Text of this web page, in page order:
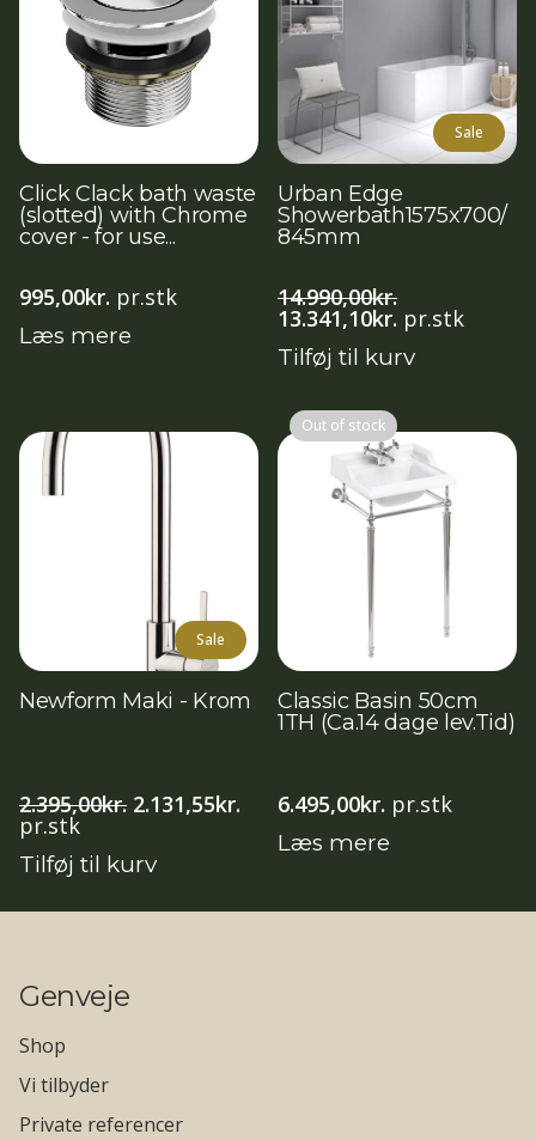
Click Clack bath waste
(slotted) with Chrome
cover - for use...
995,00kr. pr.stk
Læs mere
Sale
Urban Edge
Showerbath1575x700/
845mm
14.990,00kr.
Den
oprindelige
pris
13.341,10kr. Den
aktuelle
pris
pr.stk
Tilføj til kurv
Sale
Newform Maki - Krom
2.395,00kr. Den
oprindelige
var:
2.131,55kr. Den
pris
pr.stk
Tilføj til kurv
Out of stock
Classic Basin 50cm
1TH (Ca.14 dage lev.Tid)
6.495,00kr. pr.stk
Læs mere
Genveje
Shop
Vi tilbyder
Private referencer